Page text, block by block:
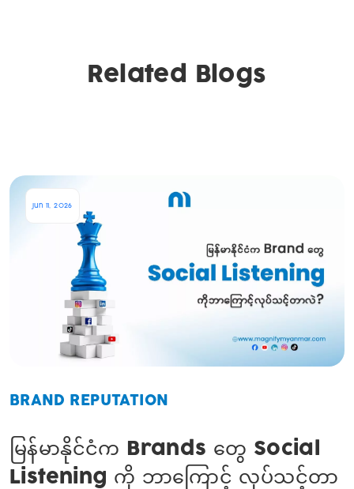
Related Blogs
Jun 11, 2026
BRAND REPUTATION
မြန်မာနိုင်ငံက Brands တွေ Social
Listening ကို ဘာကြောင့် လုပ်သင့်တာ